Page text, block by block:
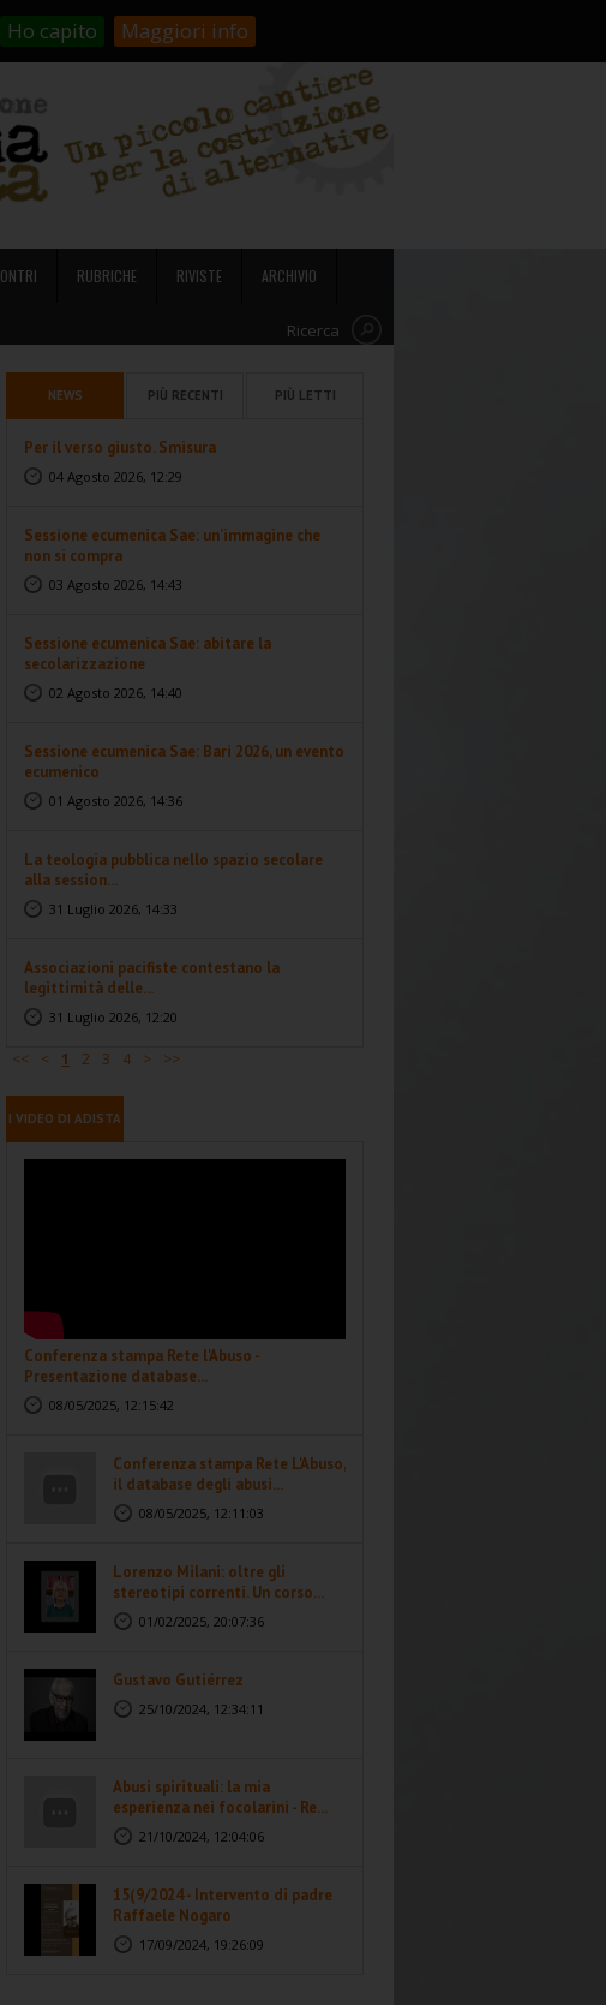
Ho capito Maggiori infoCarrello
Sostienici!
RUBRICHE RIVISTE ARCHIVIO
Ricerca
NEWS PIÙ RECENTI PIÙ LETTI
Per il verso giusto. Smisura
04 Agosto 2026, 12:29
Sessione ecumenica Sae: un’immagine che
non si compra
03 Agosto 2026, 14:43
Sessione ecumenica Sae: abitare la
secolarizzazione
02 Agosto 2026, 14:40
Sessione ecumenica Sae: Bari 2026, un evento
ecumenico
01 Agosto 2026, 14:36
La teologia pubblica nello spazio secolare
alla session...
31 Luglio 2026, 14:33
Associazioni pacifiste contestano la
legittimità delle...
31 Luglio 2026, 12:20
<< < 1 2 3 4 > >>
I VIDEO DI ADISTA
Conferenza stampa Rete l'Abuso -
Presentazione database...
08/05/2025, 12:15:42
Conferenza stampa Rete L'Abuso,
il database degli abusi...
08/05/2025, 12:11:03
Lorenzo Milani: oltre gli
stereotipi correnti. Un corso...
01/02/2025, 20:07:36
Gustavo Gutiérrez
25/10/2024, 12:34:11
Abusi spirituali: la mia
esperienza nei focolarini - Re...
21/10/2024, 12:04:06
15(9/2024 - Intervento di padre
Raffaele Nogaro
17/09/2024, 19:26:09